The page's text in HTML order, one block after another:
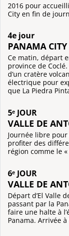
2016 pour
City en fin de
4e jour
PANAMA
Ce matin, départ
province de
d’un cratère
électrique pour
que La Piedra
5ᵉ JOUR
VALLE DE
Journée libre
profiter des
région comme le
6ᵉ JOUR
VALLE DE
Départ d’El Valle
passant par la
faire une halte à
Panama. Arrivée